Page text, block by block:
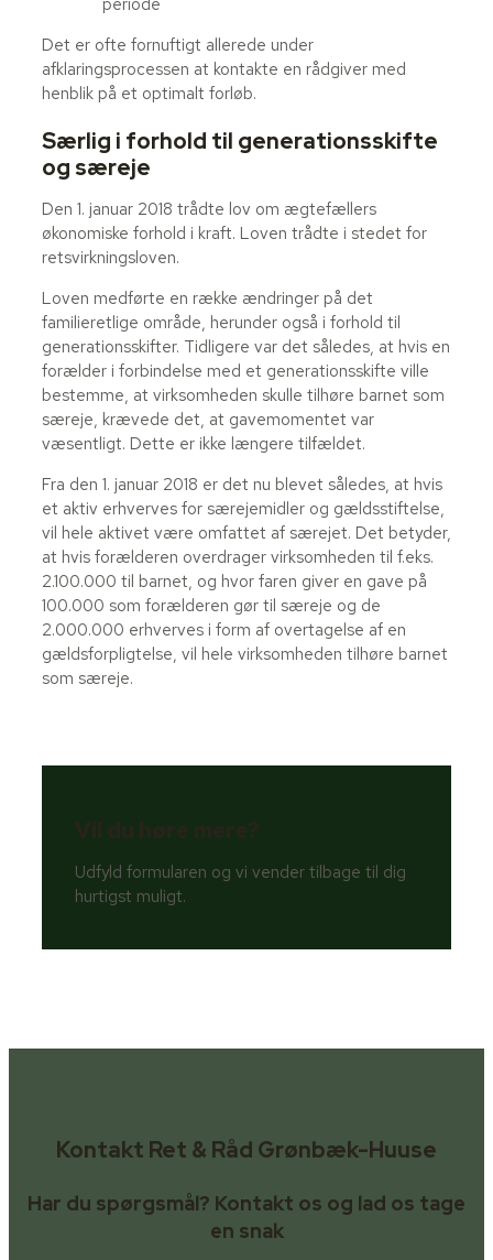
periode
Det er ofte fornuftigt allerede under
afklaringsprocessen at kontakte en rådgiver med
henblik på et optimalt forløb.
Særlig i forhold til generationsskifte
og særeje
Den 1. januar 2018 trådte lov om ægtefællers
økonomiske forhold i kraft. Loven trådte i stedet for
retsvirkningsloven.
Loven medførte en række ændringer på det
familieretlige område, herunder også i forhold til
generationsskifter. Tidligere var det således, at hvis en
forælder i forbindelse med et generationsskifte ville
bestemme, at virksomheden skulle tilhøre barnet som
særeje, krævede det, at gavemomentet var
væsentligt. Dette er ikke længere tilfældet.
Fra den 1. januar 2018 er det nu blevet således, at hvis
et aktiv erhverves for særejemidler og gældsstiftelse,
vil hele aktivet være omfattet af særejet. Det betyder,
at hvis forælderen overdrager virksomheden til f.eks.
2.100.000 til barnet, og hvor faren giver en gave på
100.000 som forælderen gør til særeje og de
2.000.000 erhverves i form af overtagelse af en
gældsforpligtelse, vil hele virksomheden tilhøre barnet
som særeje.
Udfyld formularen og vi vender tilbage til dig
hurtigst muligt.
Kontakt Ret & Råd Grønbæk-Huuse
Har du spørgsmål? Kontakt os og lad os tage
en snak